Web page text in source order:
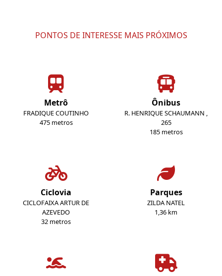
PONTOS DE INTERESSE MAIS PRÓXIMOS
Metrô
FRADIQUE COUTINHO
475 metros
Ônibus
R. HENRIQUE SCHAUMANN ,
265
185 metros
Ciclovia
CICLOFAIXA ARTUR DE
AZEVEDO
32 metros
Parques
ZILDA NATEL
1,36 km